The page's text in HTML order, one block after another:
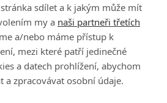
PŘIHLÁSIT
REGISTROVAT
sdílet a k jakým může mít
my a naši partneři třetích
a/nebo máme přístup k
mezi které patří jedinečné
a datech prohlížení, abychom
a zpracovávat osobní údaje.